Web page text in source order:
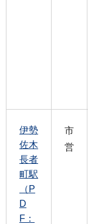
伊勢
佐木
長者
町駅
（P
D
F：
市
営